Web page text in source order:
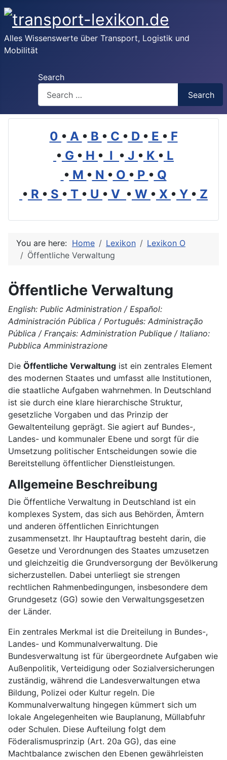
Alles Wissenswerte über Transport, Logistik und
Mobilität
Search
Search
0 • A • B • C • D • E • F
• G • H • I • J • K • L
• M • N • O • P • Q
• R • S • T • U • V • W • X • Y • Z
You are here: Home Lexikon
Lexikon O
Öffentliche Verwaltung
Öffentliche Verwaltung
English: Public Administration / Español:
Administración Pública / Português: Administração
Pública / Français: Administration Publique / Italiano:
Pubblica Amministrazione
Die Öffentliche Verwaltung ist ein zentrales Element
des modernen Staates und umfasst alle Institutionen,
die staatliche Aufgaben wahrnehmen. In Deutschland
ist sie durch eine klare hierarchische Struktur,
gesetzliche Vorgaben und das Prinzip der
Gewaltenteilung geprägt. Sie agiert auf Bundes-,
Landes- und kommunaler Ebene und sorgt für die
Umsetzung politischer Entscheidungen sowie die
Bereitstellung öffentlicher Dienstleistungen.
Allgemeine Beschreibung
Die Öffentliche Verwaltung in Deutschland ist ein
komplexes System, das sich aus Behörden, Ämtern
und anderen öffentlichen Einrichtungen
zusammensetzt. Ihr Hauptauftrag besteht darin, die
Gesetze und Verordnungen des Staates umzusetzen
und gleichzeitig die Grundversorgung der Bevölkerung
sicherzustellen. Dabei unterliegt sie strengen
rechtlichen Rahmenbedingungen, insbesondere dem
Grundgesetz (GG) sowie den Verwaltungsgesetzen
der Länder.
Ein zentrales Merkmal ist die Dreiteilung in Bundes-,
Landes- und Kommunalverwaltung. Die
Bundesverwaltung ist für übergeordnete Aufgaben wie
Außenpolitik, Verteidigung oder Sozialversicherungen
zuständig, während die Landesverwaltungen etwa
Bildung, Polizei oder Kultur regeln. Die
Kommunalverwaltung hingegen kümmert sich um
lokale Angelegenheiten wie Bauplanung, Müllabfuhr
oder Schulen. Diese Aufteilung folgt dem
Föderalismusprinzip (Art. 20a GG), das eine
Machtbalance zwischen den Ebenen gewährleisten